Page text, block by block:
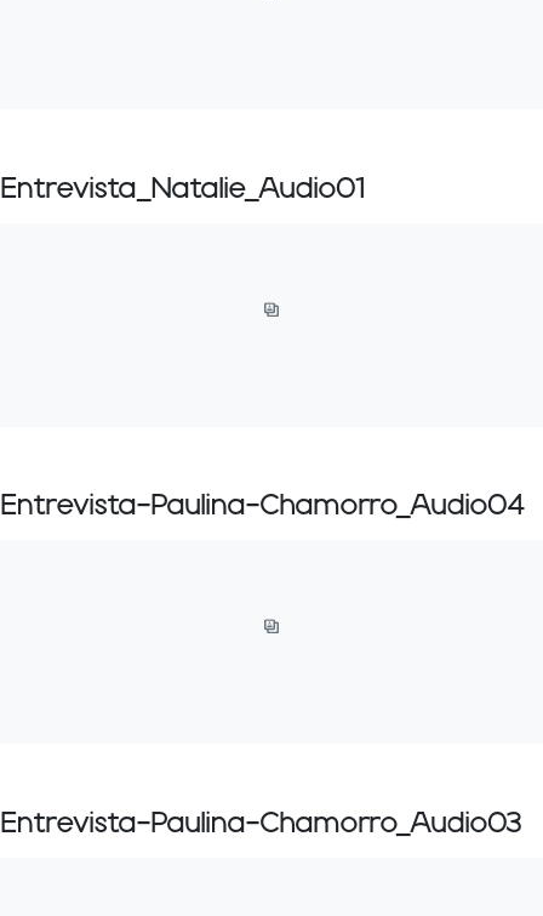
Entrevista_Natalie_Audio01
Entrevista-Paulina-Chamorro_Audio04
Entrevista-Paulina-Chamorro_Audio03